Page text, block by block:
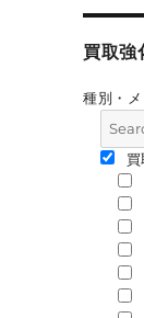
買取強
種別・